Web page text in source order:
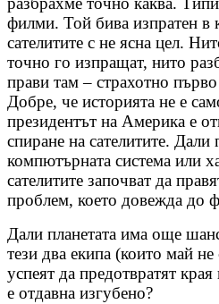
филми. Той бива изпратен в
сателитите с не ясна цел.
точно го изпращат, нито
прави там – страхотно
Добре, че историята не е
президентът на Америка е
спиране на сателитите.
компютърната система или
сателитите започват да
проблем, което довежда до
Дали планетата има още
тези два екипа (които май
успеят да предотвратят
е отдавна изгубено?